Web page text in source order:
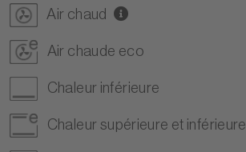
Air chaud
Air chaude eco
Chaleur inférieure
Chaleur supérieure et inférieure